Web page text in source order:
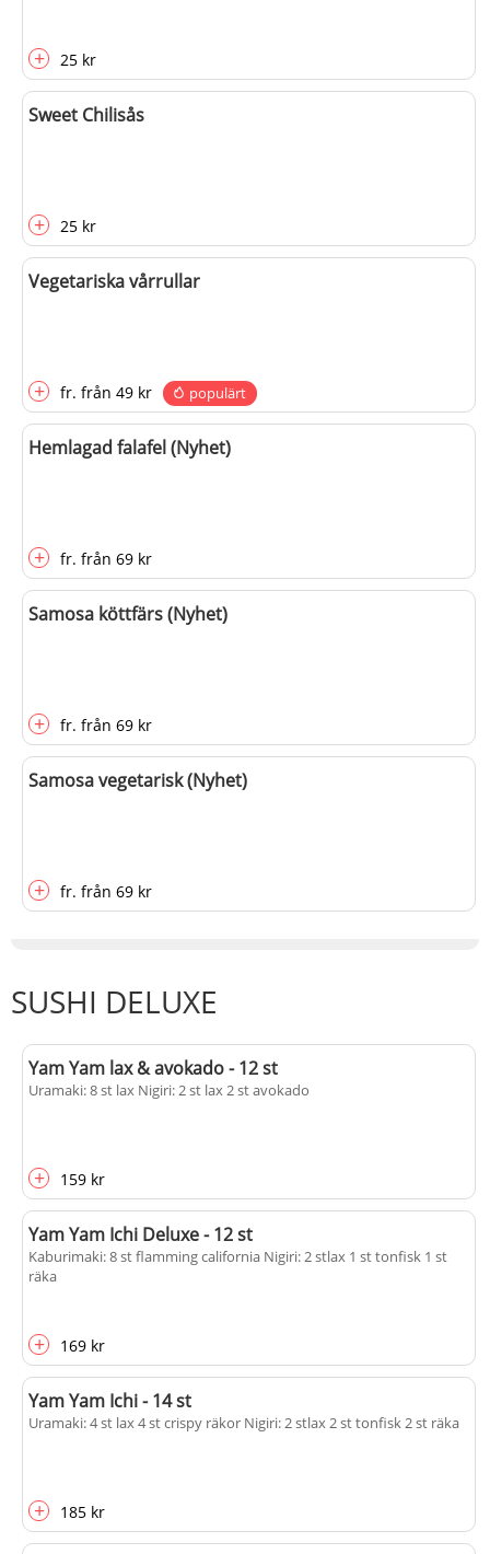
+ 25 kr
Sweet Chilisås
+ 25 kr
Vegetariska vårrullar
+ fr. från 49 kr populärt
Hemlagad falafel (Nyhet)
+ fr. från 69 kr
Samosa köttfärs (Nyhet)
+ fr. från 69 kr
Samosa vegetarisk (Nyhet)
+ fr. från 69 kr
SUSHI DELUXE
Yam Yam lax & avokado - 12 st
Uramaki: 8 st lax Nigiri: 2 st lax 2 st avokado
+ 159 kr
Yam Yam Ichi Deluxe - 12 st
Kaburimaki: 8 st flamming california Nigiri: 2 stlax 1 st tonfisk 1 st
räka
+ 169 kr
Yam Yam Ichi - 14 st
Uramaki: 4 st lax 4 st crispy räkor Nigiri: 2 stlax 2 st tonfisk 2 st räka
+ 185 kr